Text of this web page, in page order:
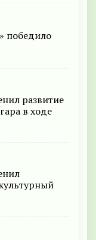
победило
развитие
в ходе